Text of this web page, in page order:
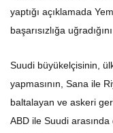
yaptığı açıklamada
başarısızlığa
Suudi büyükelçisinin,
yapmasının, Sana ile
baltalayan ve askeri
ABD ile Suudi arasında